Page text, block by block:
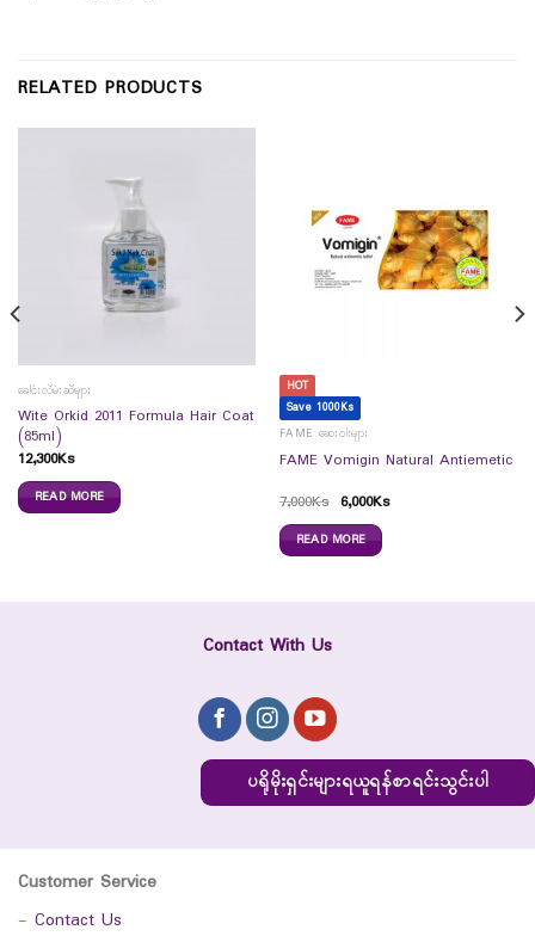
RELATED PRODUCTS
ခေါင်းလိမ်းဆီများ
Wite Orkid 2011 Formula Hair Coat
(85ml)
12,300Ks
READ MORE
HOT
Save 1000Ks
FAME ဆေးဝါးများ
FAME Vomigin Natural Antiemetic
7,000Ks 6,000Ks
READ MORE
Contact With Us
ပရိုမိုးရှင်းများရယူရန်စာရင်းသွင်းပါ
Customer Service
- Contact Us